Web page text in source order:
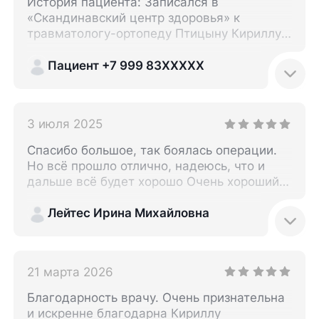
«Скандинавский центр здоровья» к
травматологу-ортопеду Птицыну Кириллу
профессионал своего направления.
также эффективное необходимое
медикаментозное лечение с уточнением
последующей даты приема. Понравилось:
Внимание и профессионализм в решении
проблемы, которые редко сейчас
встретишь. Однозначно рекомендации!
Пациент +7 999 83XXXXX
3 июля 2025
Спасибо большое, так боялась операции.
Но всё прошло отлично, надеюсь, что и
дальше всё будет хорошо Очень хороший,
Лейтес Ирина Михайловна
21 марта 2026
Благодарность врачу. Очень признательна
и искренне благодарна Кириллу